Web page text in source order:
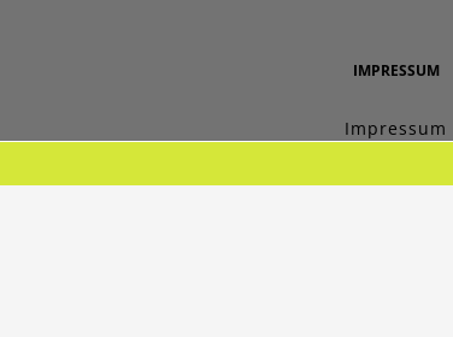
IMPRESSUM
Impressum